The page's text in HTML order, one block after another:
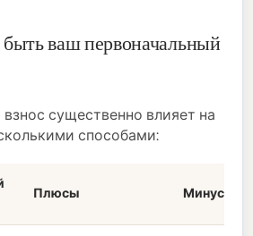
ваш первоначальный
существенно влияет на
способами:
Плюсы Минусы